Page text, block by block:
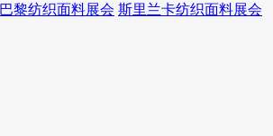
巴黎纺织面料展会 斯里兰卡纺织面料展会